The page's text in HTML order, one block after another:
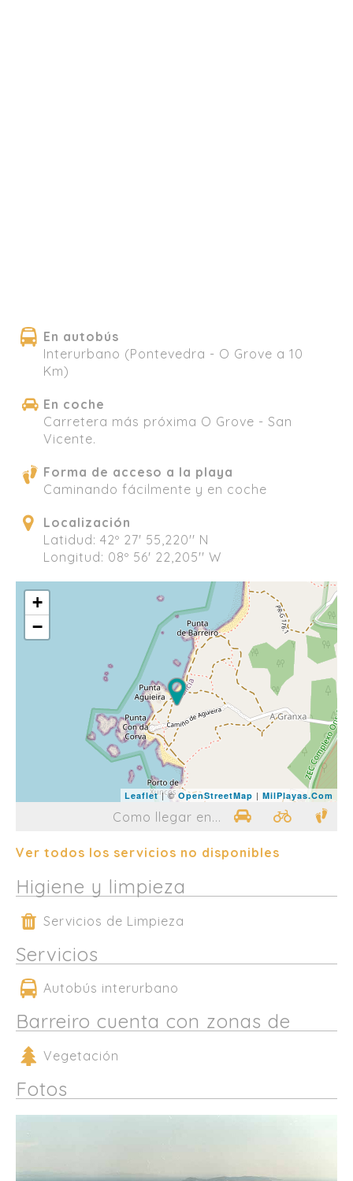
En autobús
Interurbano (Pontevedra - O Grove a 10
Km)
En coche
Carretera más próxima O Grove - San
Vicente.
Forma de acceso a la playa
Caminando fácilmente y en coche
Localización
Latidud: 42º 27' 55,220'' N
Longitud: 08º 56' 22,205'' W
+
−
Leaflet| © OpenStreetMap | MilPlayas.Com
Como llegar en...
Ver todos los servicios no disponibles
Higiene y limpieza
Servicios de Limpieza
Servicios
Autobús interurbano
Barreiro cuenta con zonas de
Vegetación
Fotos